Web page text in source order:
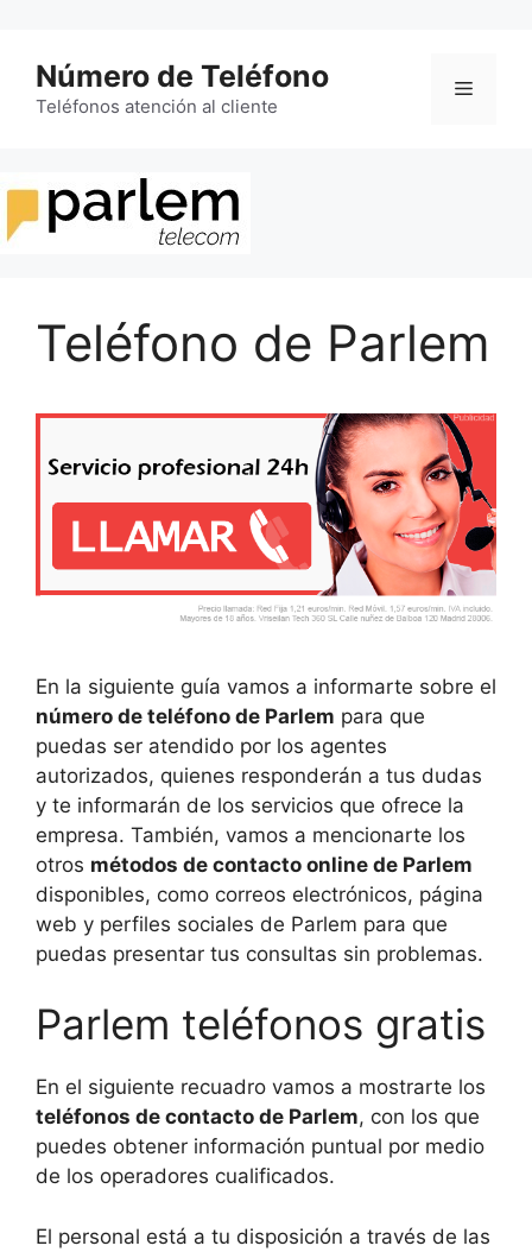
contenido
Número de Teléfono
Teléfonos atención al cliente
Menú
Teléfono de Parlem
En la siguiente guía vamos a informarte sobre el
número de teléfono de Parlem para que
puedas ser atendido por los agentes
autorizados, quienes responderán a tus dudas
y te informarán de los servicios que ofrece la
empresa. También, vamos a mencionarte los
otros métodos de contacto online de Parlem
disponibles, como correos electrónicos, página
web y perfiles sociales de Parlem para que
puedas presentar tus consultas sin problemas.
Parlem teléfonos gratis
En el siguiente recuadro vamos a mostrarte los
teléfonos de contacto de Parlem, con los que
puedes obtener información puntual por medio
de los operadores cualificados.
El personal está a tu disposición a través de las